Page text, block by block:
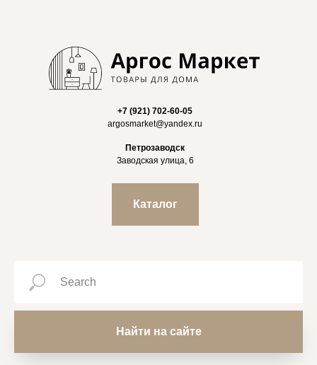
+7 (921) 702-60-05
argosmarket@yandex.ru
Петрозаводск
Заводская улица, 6
Каталог
Найти на сайте